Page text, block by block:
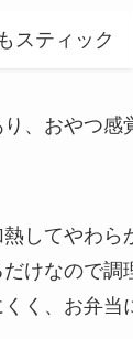
スティック
、おやつ感
してやわら
だけなので調
く、お弁当